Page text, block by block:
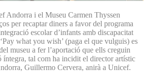
Andorra i el Museu Carmen Thyssen
per recaptar diners a favor del programa
escolar d’infants amb discapacitat
what you wish’ (paga el que vulguis) es
museu a fer l’aportació que ells creguin
íntegra, tal com ha incidit el director artístic
Guillermo Cervera, anirà a Unicef.